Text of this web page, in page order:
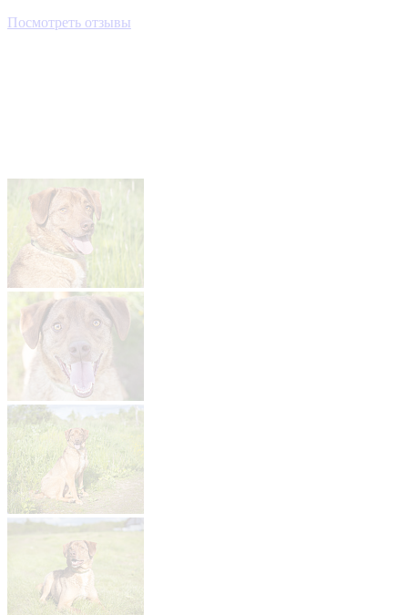
Посмотреть отзывы